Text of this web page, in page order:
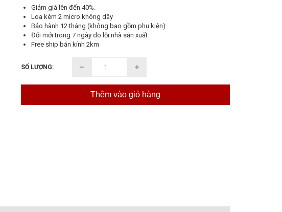
Giảm giá lên đến 40%.
Loa kèm 2 micro không dây
Bảo hành 12 tháng (không bao gồm phụ kiện)
Đổi mới trong 7 ngày do lỗi nhà sản xuất
Free ship bán kính 2km
SỐ LƯỢNG:
Thêm vào giỏ hàng